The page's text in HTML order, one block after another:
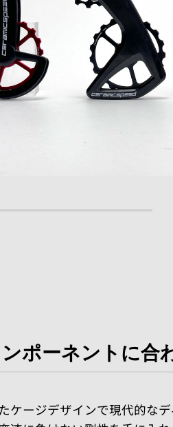
ポーネントに合
ケージデザインで現代的な